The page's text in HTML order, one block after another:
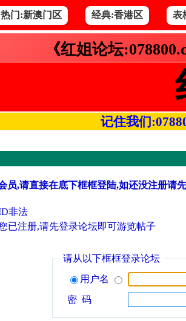
热门:新澳门区 经典:香港区 表
《红姐论坛
记住我们
员,请直接在底下框框登陆,如还没注册请
非法
已注册,请先登录论坛即可游览帖子
请从以下框框登录论坛
用户名
密 码